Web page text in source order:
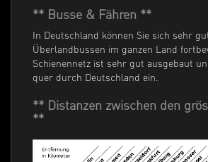
** Busse & Fähren **
In Deutschland können Sie sich sehr
Überlandbussen im ganzen Land
Schienennetz ist sehr gut ausgebaut
quer durch Deutschland ein.
** Distanzen zwischen den
**